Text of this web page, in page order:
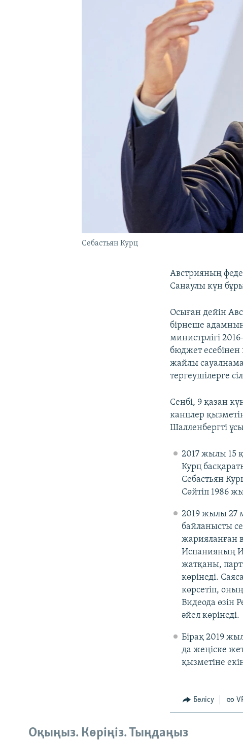
Себастьян Курц
Австрияның
Санаулы күн
Осыған дейін
бірнеше
министрлігі
бюджет
жайлы
тергеушілерге
Сенбі, 9 қазан
канцлер
Шалленбергті
2017 жылы 15
Курц
Себастьян
Сөйтіп 1986
2019 жылы 27
байланысты
жарияланған
Испанияның
жатқаны,
көрінеді.
көрсетіп,
Видеода өзін
әйел көрінеді.
Бірақ 2019
да жеңіске
қызметіне
Бөлісу
Оқыңыз. Көріңіз. Тыңдаңыз